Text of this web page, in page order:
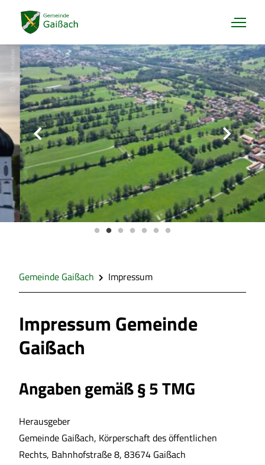
Gemeinde Gaißach Impressum
Impressum Gemeinde
Gaißach
Angaben gemäß § 5 TMG
Herausgeber
Gemeinde Gaißach, Körperschaft des öffentlichen
Rechts, Bahnhofstraße 8, 83674 Gaißach